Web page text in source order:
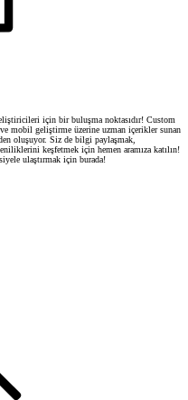
için bir buluşma noktasıdır! Custom
mobil geliştirme üzerine uzman içerikler sunan
oluşuyor. Siz de bilgi paylaşmak,
keşfetmek için hemen aramıza katılın!
ulaştırmak için burada!